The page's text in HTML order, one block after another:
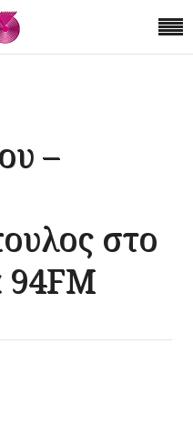
–
στο
94FM